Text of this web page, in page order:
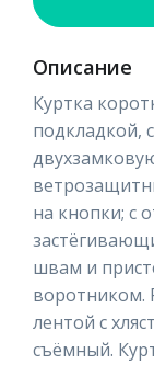
Описание
Куртка
подкладкой,
на кнопки; с
швам и
воротником.
лентой с
съёмный.